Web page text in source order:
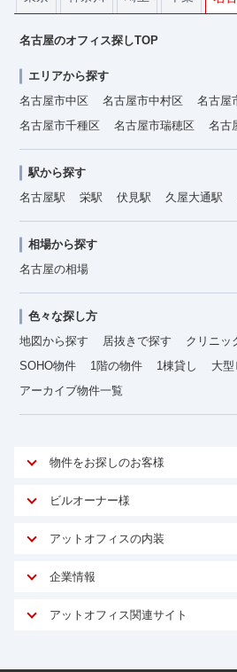
名古屋のオフィス探しTOP
エリアから探す
名古屋市中区
名古屋市中村区 名古屋
名古屋市千種区
名古屋市瑞穂区 名古
駅から探す
名古屋駅
栄駅 伏見駅 久屋大通駅
相場から探す
名古屋の相場
色々な探し方
地図から探す
居抜きで探す クリニッ
SOHO物件
1階の物件 1棟貸し
大
アーカイブ物件一覧
物件をお探しのお客様
アットオフィスが選ばれる理由
ご契約者様インタビュー
オフィスお役立ちコラム
ビルオーナー様
オーナー様向けサービス
マイソク作成
物件情報から成約賃料を予測
リノベーション
アットオフィスの内装
サービス内容
内装に関するよくある質問
企業情報
アットオフィス関連サイト